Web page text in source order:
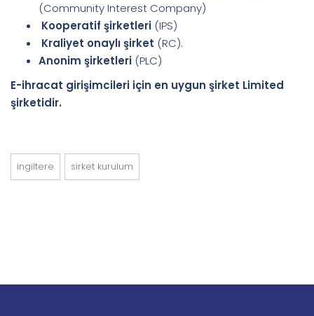
(Community Interest Company)
Kooperatif şirketleri (IPS)
Kraliyet onaylı şirket (RC).
Anonim şirketleri (PLC)
E-ihracat girişimcileri için en uygun şirket Limited
şirketidir.
ingiltere sirket kurulum